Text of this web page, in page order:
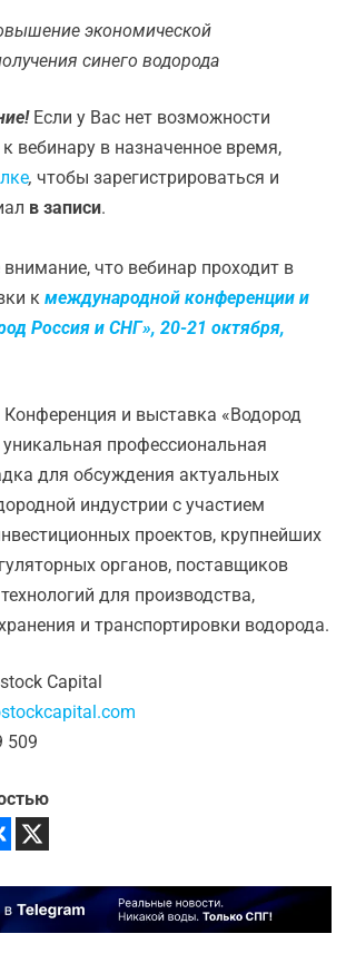
экономической
синего водорода
Если у Вас нет возможности
вебинару в назначенное время,
, чтобы зарегистрироваться и
в записи.
что вебинар проходит в
кмеждународной конференции и
Россия и СНГ», 20-21 октября,
и выставка «Водород
профессиональная
для обсуждения актуальных
индустрии с участием
проектов, крупнейших
органов, поставщиков
для производства,
и транспортировки водорода.
Capital
509